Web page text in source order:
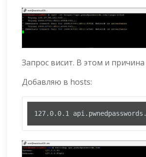
Запрос висит. В этом и
Добавляю в hosts:
127.0.0.1